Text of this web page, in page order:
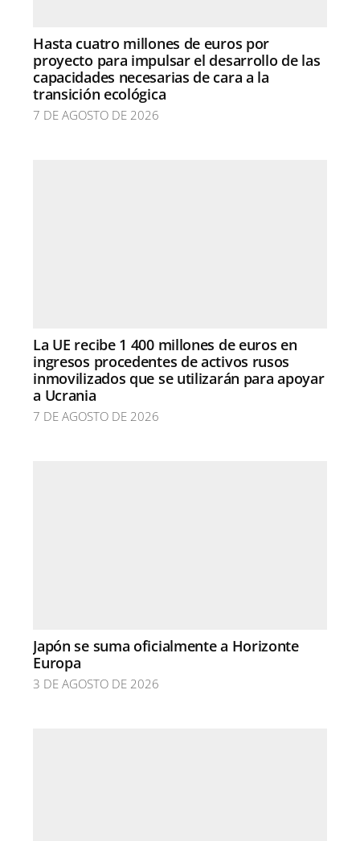
Hasta cuatro millones de euros por
proyecto para impulsar el desarrollo de las
capacidades necesarias de cara a la
transición ecológica
7 DE AGOSTO DE 2026
La UE recibe 1 400 millones de euros en
ingresos procedentes de activos rusos
inmovilizados que se utilizarán para apoyar
a Ucrania
7 DE AGOSTO DE 2026
Japón se suma oficialmente a Horizonte
Europa
3 DE AGOSTO DE 2026